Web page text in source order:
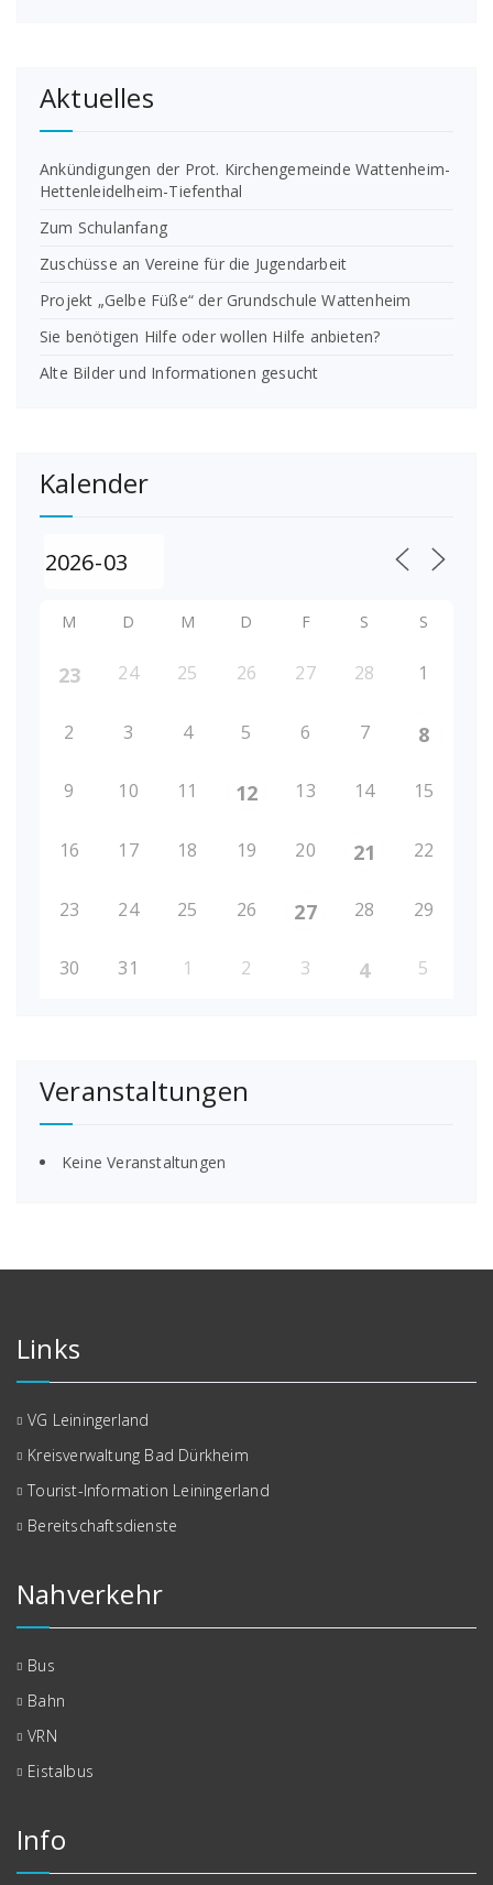
Aktuelles
Ankündigungen der Prot. Kirchengemeinde Wattenheim-
Hettenleidelheim-Tiefenthal
Zum Schulanfang
Zuschüsse an Vereine für die Jugendarbeit
Projekt „Gelbe Füße“ der Grundschule Wattenheim
Sie benötigen Hilfe oder wollen Hilfe anbieten?
Alte Bilder und Informationen gesucht
Kalender
M D M D F S S
23 24 25 26 27 28 1
2 3 4 5 6 7 8
9 10 11 12 13 14 15
16 17 18 19 20 21 22
23 24 25 26 27 28 29
30 31 1 2 3 4 5
Veranstaltungen
Keine Veranstaltungen
Links
VG Leiningerland
Kreisverwaltung Bad Dürkheim
Tourist-Information Leiningerland
Bereitschaftsdienste
Nahverkehr
Bus
Bahn
VRN
Eistalbus
Info